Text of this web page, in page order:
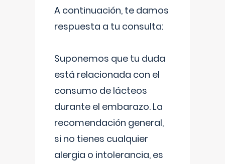
A continuación, te damos
respuesta a tu consulta:
Suponemos que tu duda
está relacionada con el
consumo de lácteos
durante el embarazo. La
recomendación general,
si no tienes cualquier
alergia o intolerancia, es